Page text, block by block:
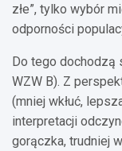
złe”, tylko wybór
odporności
Do tego dochodzą
WZW B). Z
(mniej wkłuć,
interpretacji
gorączka, trudniej